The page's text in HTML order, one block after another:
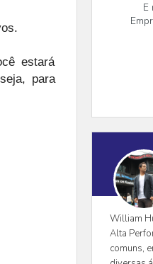
estará
para
E
William
Alta
comuns,